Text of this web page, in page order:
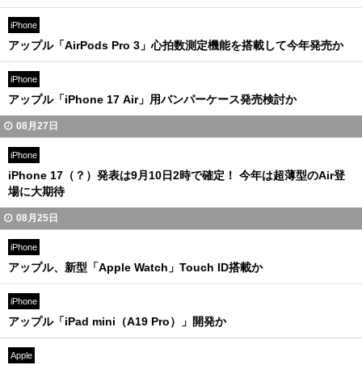
iPhone
アップル「AirPods Pro 3」心拍数測定機能を搭載して今年発売か
iPhone
アップル「iPhone 17 Air」用バンパーケース発売検討か
08月27日
iPhone
iPhone 17（？）発表は9月10日2時で確定！ 今年は超薄型のAir登
場に大期待
08月25日
iPhone
アップル、新型「Apple Watch」Touch ID搭載か
iPhone
アップル「iPad mini（A19 Pro）」開発か
Apple